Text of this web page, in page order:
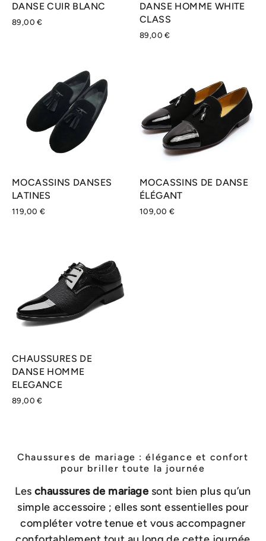
DANSE CUIR BLANC
89,00 €
DANSE HOMME WHITE
CLASS
89,00 €
MOCASSINS DANSES
LATINES
119,00 €
MOCASSINS DE DANSE
ÉLÉGANT
109,00 €
CHAUSSURES DE
DANSE HOMME
ELEGANCE
89,00 €
Chaussures de mariage : élégance et confort
pour briller toute la journée
Les chaussures de mariagesont bien plus qu’un
simple accessoire ; elles sont essentielles pour
compléter votre tenue et vous accompagner